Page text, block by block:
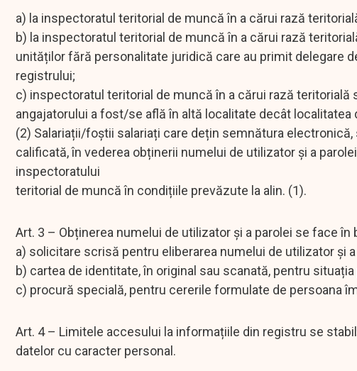
a) la inspectoratul teritorial de muncă în a cărui rază
b) la inspectoratul teritorial de muncă în a cărui rază
unităților fără personalitate juridică care au primit delegare
registrului;
c) inspectoratul teritorial de muncă în a cărui rază
angajatorului a fost/se află în altă localitate decât
(2) Salariații/foștii salariați care dețin semnătura
calificată, în vederea obținerii numelui de utilizator și a
inspectoratului
teritorial de muncă în condițiile prevăzute la alin. (1).
Art. 3 – Obținerea numelui de utilizator și a parolei se face
a) solicitare scrisă pentru eliberarea numelui de utilizator și
b) cartea de identitate, în original sau scanată, pentru
c) procură specială, pentru cererile formulate de persoana
Art. 4 – Limitele accesului la informațiile din registru se
datelor cu caracter personal.